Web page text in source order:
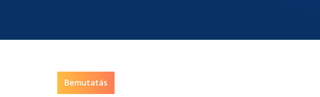
Bemutatás